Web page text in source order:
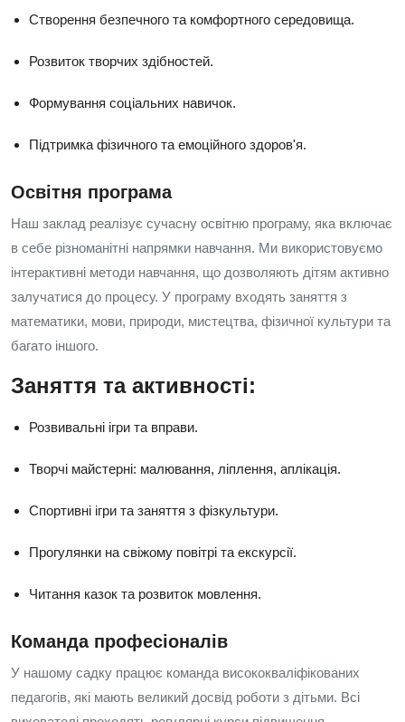
Створення безпечного та комфортного середовища.
Розвиток творчих здібностей.
Формування соціальних навичок.
Підтримка фізичного та емоційного здоров'я.
Освітня програма
Наш заклад реалізує сучасну освітню програму, яка включає
в себе різноманітні напрямки навчання. Ми використовуємо
інтерактивні методи навчання, що дозволяють дітям активно
залучатися до процесу. У програму входять заняття з
математики, мови, природи, мистецтва, фізичної культури та
багато іншого.
Заняття та активності:
Розвивальні ігри та вправи.
Творчі майстерні: малювання, ліплення, аплікація.
Спортивні ігри та заняття з фізкультури.
Прогулянки на свіжому повітрі та екскурсії.
Читання казок та розвиток мовлення.
Команда професіоналів
У нашому садку працює команда висококваліфікованих
педагогів, які мають великий досвід роботи з дітьми. Всі